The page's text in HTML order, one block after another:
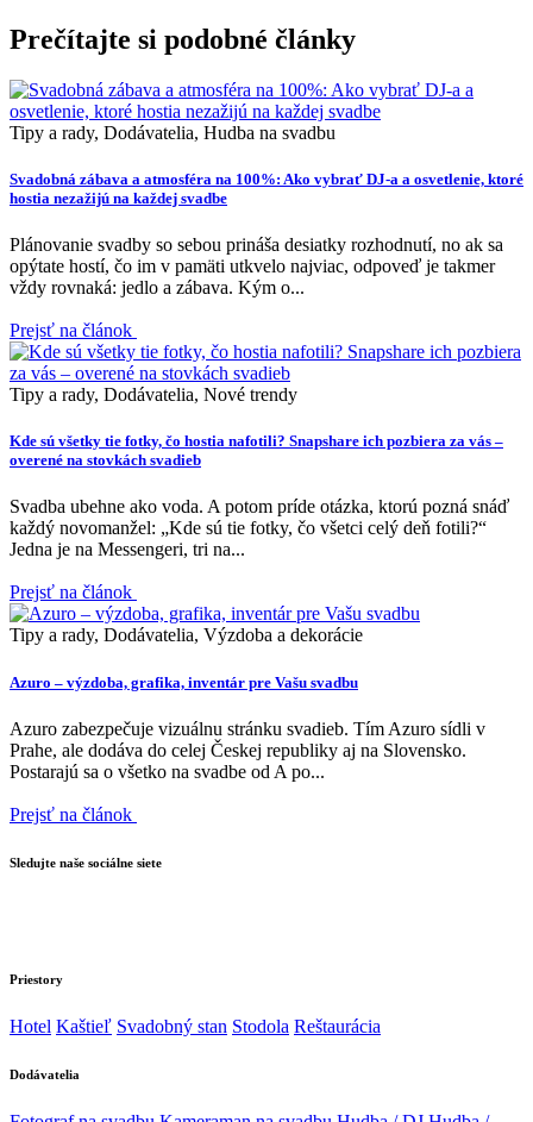
Prečítajte si podobné články
Tipy a rady, Dodávatelia, Hudba na svadbu
Svadobná zábava a atmosféra na 100%: Ako vybrať DJ-a a osvetlenie, ktoré
hostia nezažijú na každej svadbe
Plánovanie svadby so sebou prináša desiatky rozhodnutí, no ak sa
opýtate hostí, čo im v pamäti utkvelo najviac, odpoveď je takmer
vždy rovnaká: jedlo a zábava. Kým o...
Prejsť na článok
Tipy a rady, Dodávatelia, Nové trendy
Kde sú všetky tie fotky, čo hostia nafotili? Snapshare ich pozbiera za vás –
overené na stovkách svadieb
Svadba ubehne ako voda. A potom príde otázka, ktorú pozná snáď
každý novomanžel: „Kde sú tie fotky, čo všetci celý deň fotili?“
Jedna je na Messengeri, tri na...
Prejsť na článok
Tipy a rady, Dodávatelia, Výzdoba a dekorácie
Azuro – výzdoba, grafika, inventár pre Vašu svadbu
Azuro zabezpečuje vizuálnu stránku svadieb. Tím Azuro sídli v
Prahe, ale dodáva do celej Českej republiky aj na Slovensko.
Postarajú sa o všetko na svadbe od A po...
Prejsť na článok
Sledujte naše sociálne siete
Priestory
Hotel Kaštieľ Svadobný stan Stodola Reštaurácia
Dodávatelia